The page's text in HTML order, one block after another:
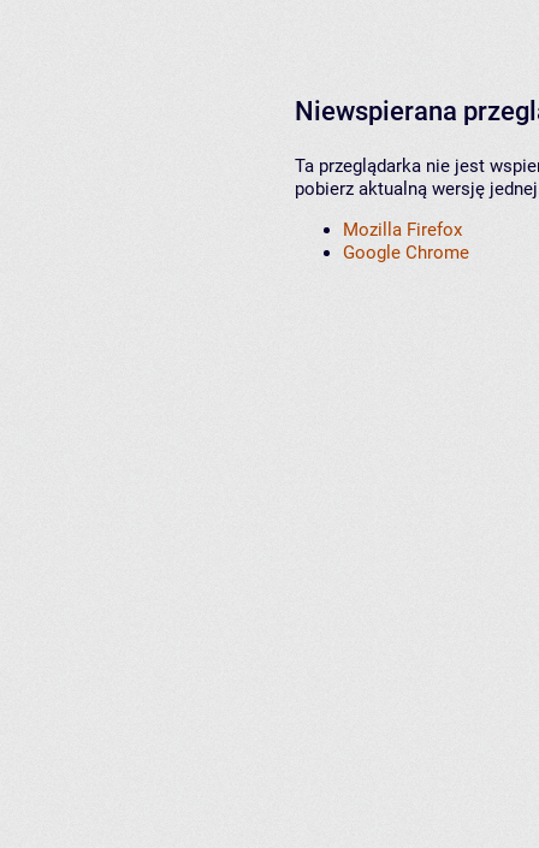
Niewspierana
Ta przeglądarka nie jest
pobierz aktualną wersję
Mozilla Firefox
Google Chrome